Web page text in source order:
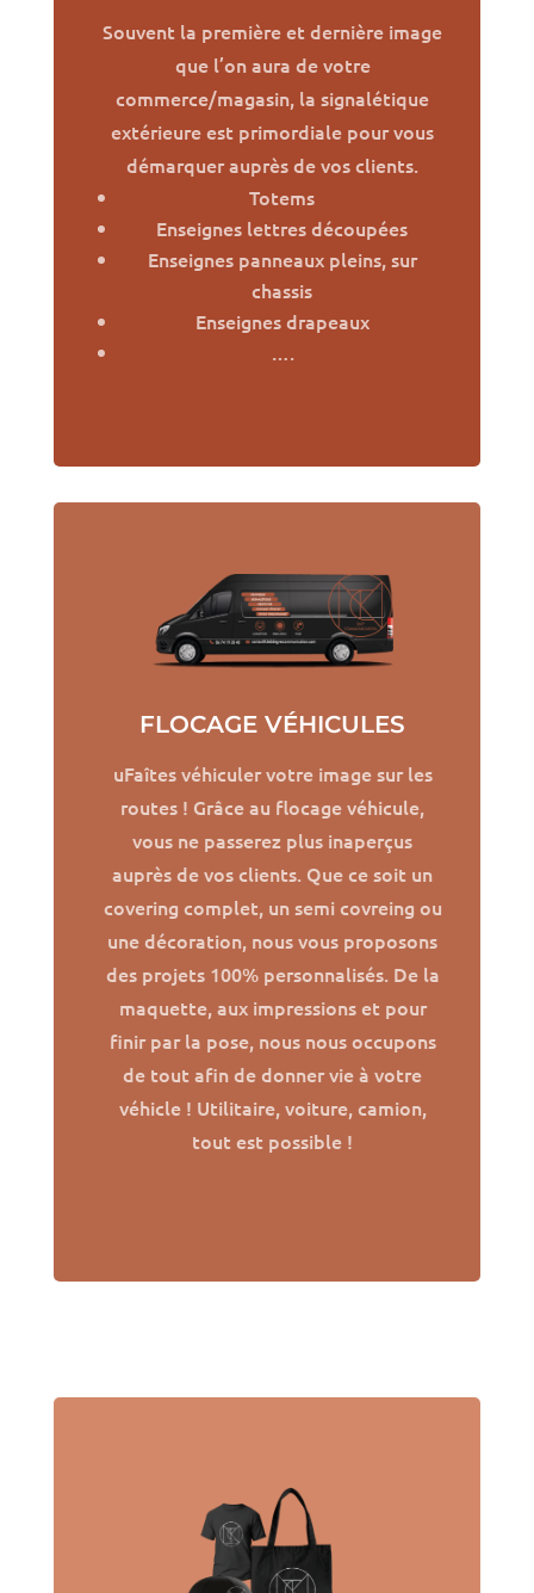
Souvent la première et dernière image
que l’on aura de votre
commerce/magasin, la signalétique
extérieure est primordiale pour vous
démarquer auprès de vos clients.
Totems
Enseignes lettres découpées
Enseignes panneaux pleins, sur
chassis
Enseignes drapeaux
….
FLOCAGE VÉHICULES
uFaîtes véhiculer votre image sur les
routes ! Grâce au flocage véhicule,
vous ne passerez plus inaperçus
auprès de vos clients. Que ce soit un
covering complet, un semi covreing ou
une décoration, nous vous proposons
des projets 100% personnalisés. De la
maquette, aux impressions et pour
finir par la pose, nous nous occupons
de tout afin de donner vie à votre
véhicle ! Utilitaire, voiture, camion,
tout est possible !